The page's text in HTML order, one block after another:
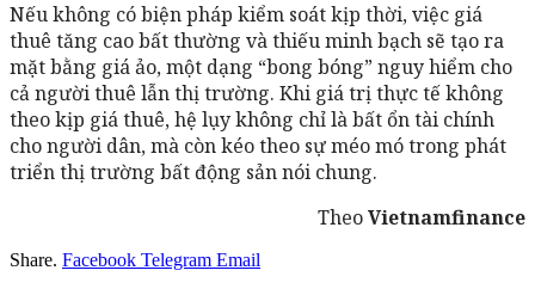
Nếu không có biện pháp kiểm soát kịp thời, việc giá
thuê tăng cao bất thường và thiếu minh bạch sẽ tạo ra
mặt bằng giá ảo, một dạng “bong bóng” nguy hiểm cho
cả người thuê lẫn thị trường. Khi giá trị thực tế không
theo kịp giá thuê, hệ lụy không chỉ là bất ổn tài chính
cho người dân, mà còn kéo theo sự méo mó trong phát
triển thị trường bất động sản nói chung.
TheoVietnamfinance
Share. Facebook Telegram Email